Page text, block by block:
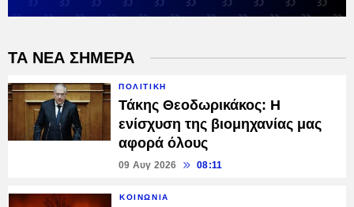
ΤΑ ΝΕΑ ΣΗΜΕΡΑ
ΠΟΛΙΤΙΚΗ
Τάκης Θεοδωρικάκος: Η
ενίσχυση της βιομηχανίας μας
αφορά όλους
09 Αυγ 2026 08:11
ΚΟΙΝΩΝΙΑ